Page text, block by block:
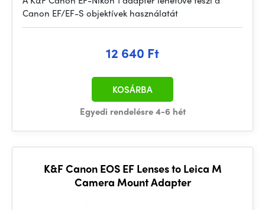
Canon EF/EF-S objektívek használatát
12 640 Ft
Egyedi rendelésre 4-6 hét
KOSÁRBA
K&F Canon EOS EF Lenses to Leica M
Camera Mount Adapter